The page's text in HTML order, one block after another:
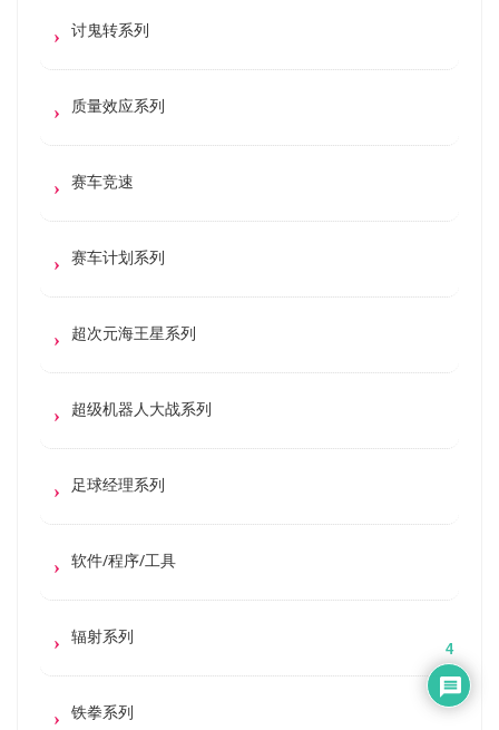
讨鬼转系列
质量效应系列
赛车竞速
赛车计划系列
超次元海王星系列
超级机器人大战系列
足球经理系列
软件/程序/工具
辐射系列
铁拳系列
4